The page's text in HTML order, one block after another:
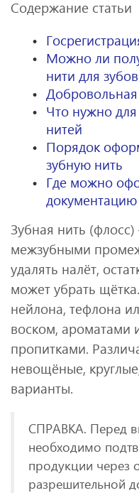
Содержание статьи
Можно ли
нити для зубов
Что нужно
нитей
Порядок
зубную нить
Где можно
Зубная нить
межзубными
удалять налёт,
может убрать
нейлона, тефлона
воском, ароматами
пропитками.
невощёные,
варианты.
СПРАВКА. Перед
необходимо
продукции через
разрешительной